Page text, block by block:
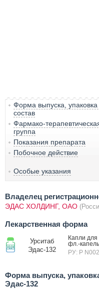
Форма выпуска, упаковка
состав
Фармако-
группа
Показания препарата
Побочное действие
Особые указания
Владелец
ЭДАС ХОЛДИНГ, ОАО
Лекарственная форма
Урситаб
Эдас-132
Капли
фл.-
РУ: Р
Форма выпуска,
Эдас-132